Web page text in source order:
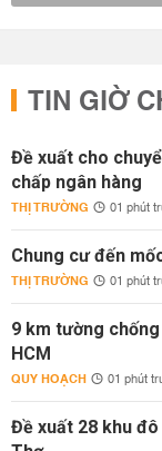
TIN GIỜ
Đề xuất cho
chấp ngân hàng
THỊ TRƯỜNG 01 phút
Chung cư đến
THỊ TRƯỜNG 01 phút
9 km tường
HCM
QUY HOẠCH 01 phút
Đề xuất 28 khu